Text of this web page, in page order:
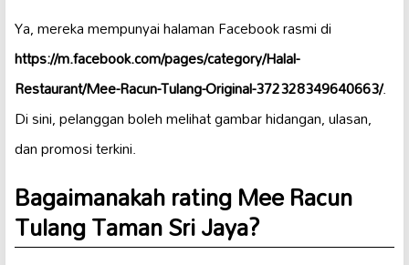
Ya, mereka mempunyai halaman Facebook rasmi di
https://m.facebook.com/pages/category/Halal-
Restaurant/Mee-Racun-Tulang-Original-372328349640663/.
Di sini, pelanggan boleh melihat gambar hidangan, ulasan,
dan promosi terkini.
Bagaimanakah rating Mee Racun
Tulang Taman Sri Jaya?